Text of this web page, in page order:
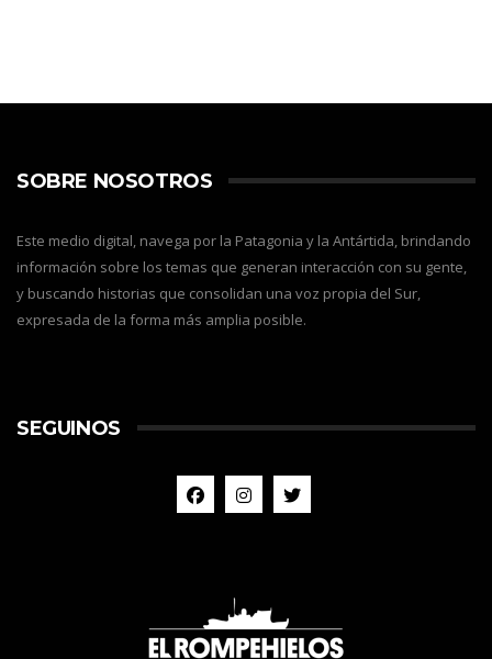
SOBRE NOSOTROS
Este medio digital, navega por la Patagonia y la Antártida, brindando
información sobre los temas que generan interacción con su gente,
y buscando historias que consolidan una voz propia del Sur,
expresada de la forma más amplia posible.
SEGUINOS